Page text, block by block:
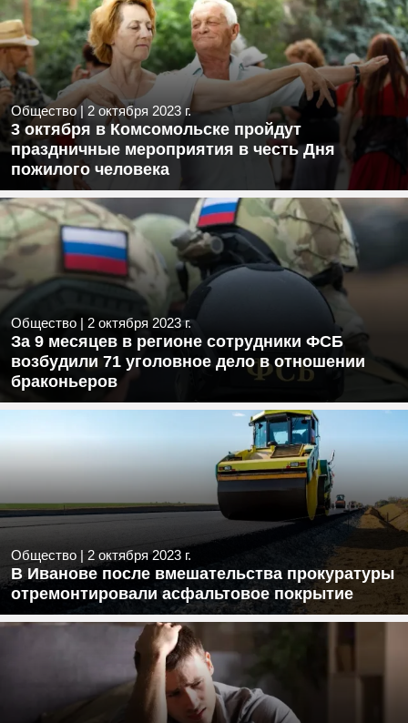
Общество|2 октября 2023 г.
3 октября в Комсомольске пройдут
праздничные мероприятия в честь Дня
пожилого человека
Общество | 2 октября 2023 г.
За 9 месяцев в регионе сотрудники ФСБ
возбудили 71 уголовное дело в отношении
браконьеров
Общество | 2 октября 2023 г.
В Иванове после вмешательства прокуратуры
отремонтировали асфальтовое покрытие